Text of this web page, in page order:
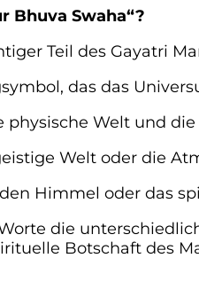
Bhuva Swaha“?
Teil des Gayatri
das das
physische Welt und die
Welt oder die
Himmel oder das
die
Botschaft des